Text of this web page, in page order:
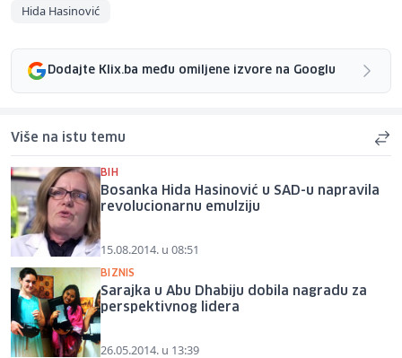
Hida Hasinović
Dodajte Klix.ba među omiljene izvore na Googlu
Više na istu temu
BIH
Bosanka Hida Hasinović u SAD-u napravila
revolucionarnu emulziju
15.08.2014. u 08:51
BIZNIS
Sarajka u Abu Dhabiju dobila nagradu za
perspektivnog lidera
26.05.2014. u 13:39